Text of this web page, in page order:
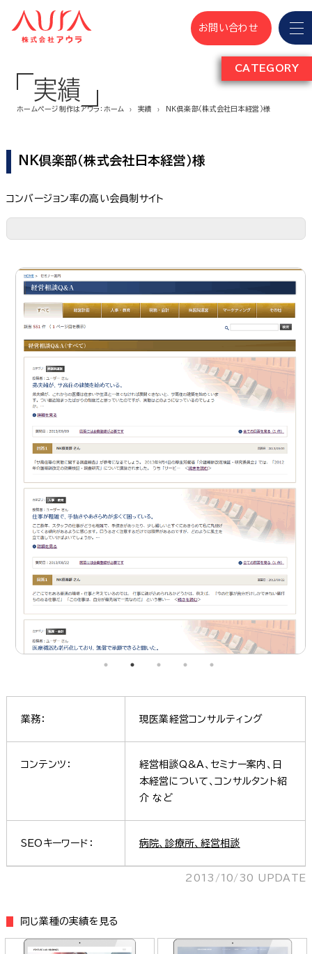
お問い合わせ
実績
ホームページ制作はアウラ：ホーム 実績 NK倶楽部（株式会社日本経営）様
NK倶楽部（株式会社日本経営）様
コンバージョン率の高い会員制サイト
業務： 現医業経営コンサルティング
コンテンツ：
経営相談Q&A、セミナー案内、日
本経営について、コンサルタント紹
介 など
SEOキーワード： 病院、診療所、経営相談
2013/10/30 UPDATE
同じ業種の実績を見る
CATEGORY